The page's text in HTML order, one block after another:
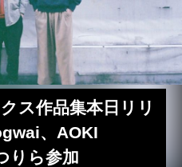
ス作品集本日リリ
、AOKI
りら参加